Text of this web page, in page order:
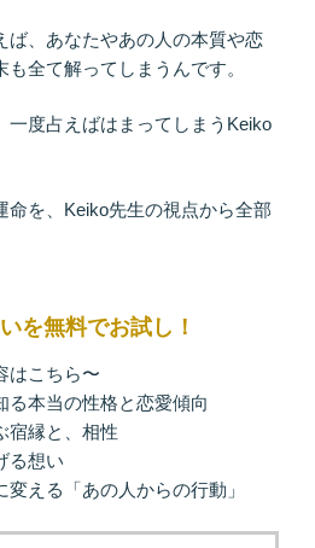
ば、あなたやあの人の本質や恋
全て解ってしまうんです。
一度占えばはまってしまうKeiko
命を、Keiko先生の視点から全部
を無料でお試し！
はこちら〜
る本当の性格と恋愛傾向
宿縁と、相性
る想い
変える「あの人からの行動」